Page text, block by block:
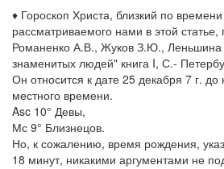
♦ Гороскоп Христа, близкий по
рассматриваемого нами в этой
Романенко А.В., Жуков З.Ю., Леньшина
знаменитых людей" книга I, С.-
Он относится к дате 25 декабря 7 г.
местного времени.
Asc 10° Девы,
Мс 9° Близнецов.
Но, к сожалению, время рождения,
18 минут, никакими аргументами не